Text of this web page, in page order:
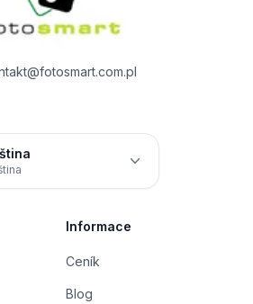
Informace
Ceník
Blog